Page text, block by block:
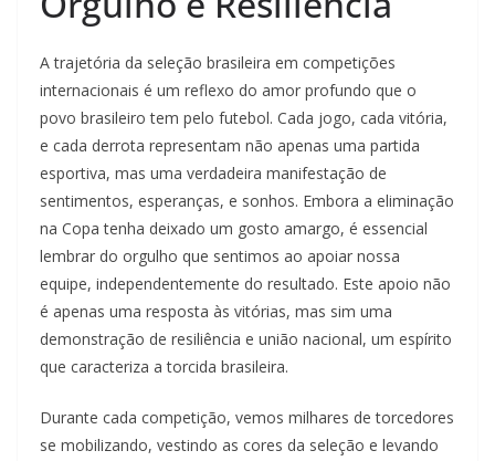
A trajetória da seleção brasileira em competições
internacionais é um reflexo do amor profundo que o
povo brasileiro tem pelo futebol. Cada jogo, cada vitória,
e cada derrota representam não apenas uma partida
esportiva, mas uma verdadeira manifestação de
sentimentos, esperanças, e sonhos. Embora a eliminação
na Copa tenha deixado um gosto amargo, é essencial
lembrar do orgulho que sentimos ao apoiar nossa
equipe, independentemente do resultado. Este apoio não
é apenas uma resposta às vitórias, mas sim uma
demonstração de resiliência e união nacional, um espírito
que caracteriza a torcida brasileira.
Durante cada competição, vemos milhares de torcedores
se mobilizando, vestindo as cores da seleção e levando